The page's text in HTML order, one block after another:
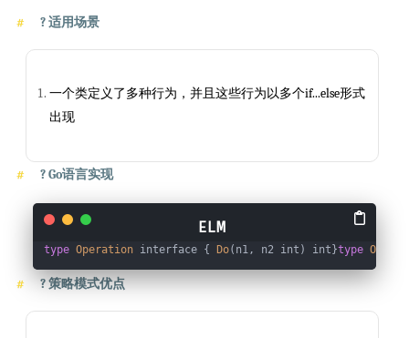
?适用场景
一个类定义了多种行为，并且这些行为以多个if...else形式
出现
?Go语言实现
type Operation interface { Do(n1, n2 int) int}type
?策略模式优点